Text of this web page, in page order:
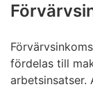
fördelas till
arbetsinsatser.